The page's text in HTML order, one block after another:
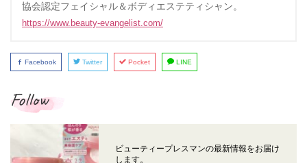
協会認定フェイシャル＆ボディエステティシャン。
https://www.beauty-evangelist.com/
Facebook Twitter Pocket LINE
Follow